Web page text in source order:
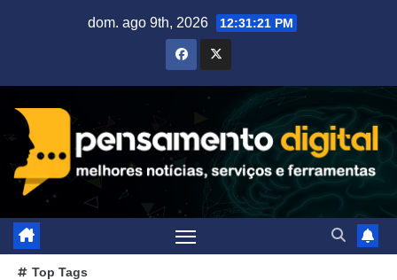
dom. ago 9th, 2026 12:31:23 PM
Top Tags